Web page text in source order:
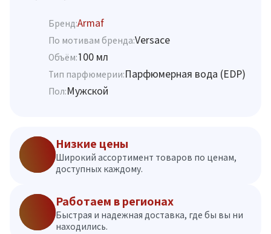
Бренд:Armaf
По мотивам бренда:Versace
Объём:100 мл
Тип парфюмерии:Парфюмерная вода (EDP)
Пол:Мужской
Низкие цены
Широкий ассортимент товаров по ценам,
доступных каждому.
Работаем в регионах
Быстрая и надежная доставка, где бы вы ни
находились.